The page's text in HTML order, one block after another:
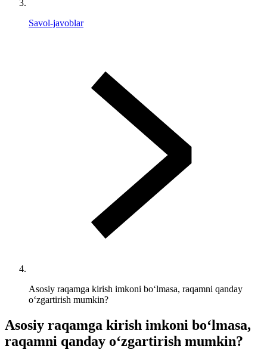
Savol-javoblar
Asosiy raqamga kirish imkoni bo‘lmasa, raqamni qanday
o‘zgartirish mumkin?
Asosiy raqamga kirish imkoni bo‘lmasa,
raqamni qanday o‘zgartirish mumkin?